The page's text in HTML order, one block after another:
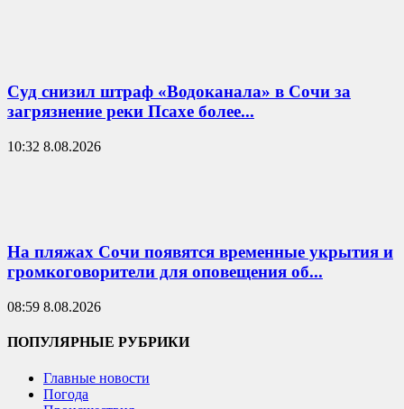
Суд снизил штраф «Водоканала» в Сочи за
загрязнение реки Псахе более...
10:32 8.08.2026
На пляжах Сочи появятся временные укрытия и
громкоговорители для оповещения об...
08:59 8.08.2026
ПОПУЛЯРНЫЕ РУБРИКИ
Главные новости
Погода